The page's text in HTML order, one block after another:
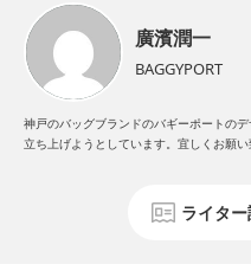
廣濱潤一
BAGGYPORT
神戸のバッグブランドのバギーポートの
立ち上げようとしています。宜しくお願い
ライタ